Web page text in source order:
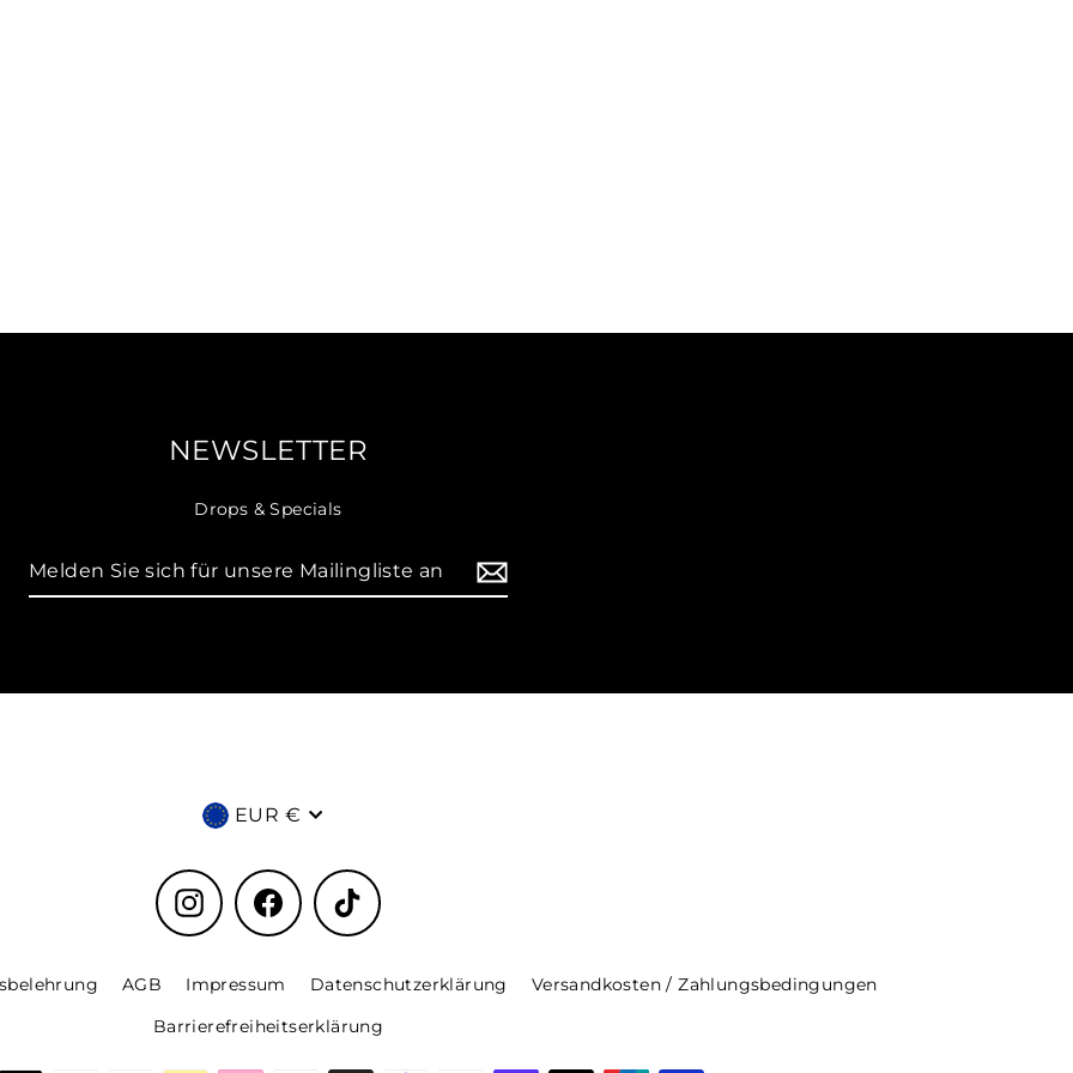
NEWSLETTER
Drops & Specials
Währung
EUR €
Instagram Facebook TikTok
AGB Impressum Datenschutzerklärung
Versandkosten / Zahlungsbedingungen
Barrierefreiheitserklärung